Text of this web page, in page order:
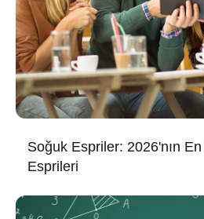
Soğuk Espriler: 2026'nın
Esprileri